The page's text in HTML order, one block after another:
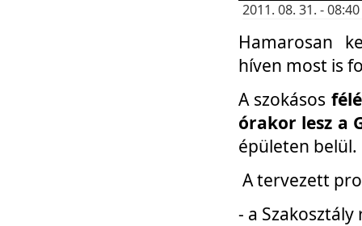
2011. 08. 31. -
Hamarosan
híven most is
A szokásos
órakor lesz a
épületen belül.
A tervezett
- a